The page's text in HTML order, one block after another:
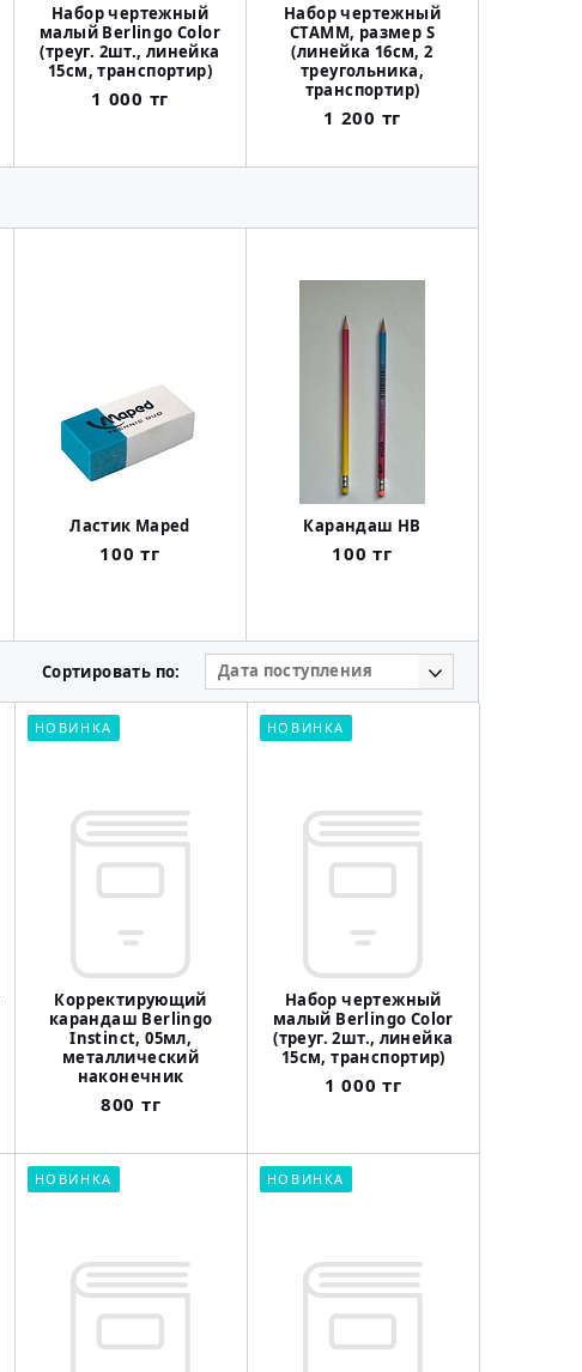
Набор чертежный
малый Berlingo Color
(треуг. 2шт., линейка
15см, транспортир)
1 000 тг
Набор чертежный
СТАММ, размер S
(линейка 16см, 2
треугольника,
транспортир)
1 200 тг
Ластик Maped
100 тг
Карандаш HB
100 тг
Сортировать по: Дата поступления
НОВИНКА
Корректирующий
карандаш Berlingo
Instinct, 05мл,
металлический
наконечник
800 тг
НОВИНКА
Набор чертежный
малый Berlingo Color
(треуг. 2шт., линейка
15см, транспортир)
1 000 тг
НОВИНКА НОВИНКА